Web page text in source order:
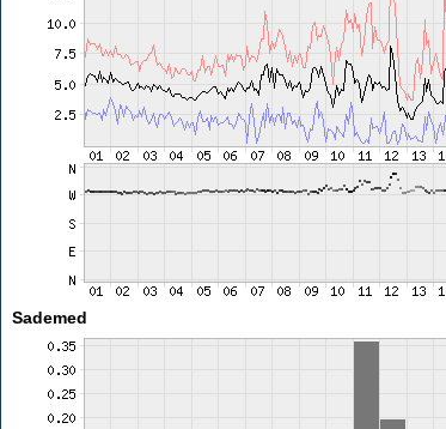
Sademed